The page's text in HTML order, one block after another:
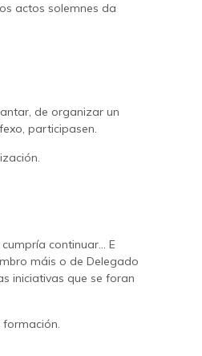
actos solemnes da
de organizar un
participasen.
continuar… E
máis o de Delegado
iniciativas que se foran